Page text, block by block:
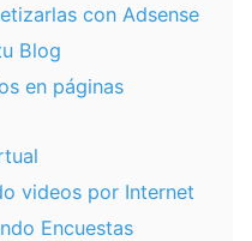
con Adsense
Blog
en páginas
videos por Internet
Encuestas